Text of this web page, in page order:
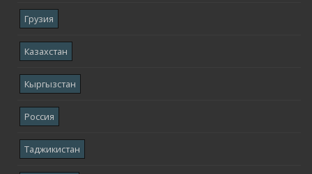
Грузия
Казахстан
Кыргызстан
Россия
Таджикистан